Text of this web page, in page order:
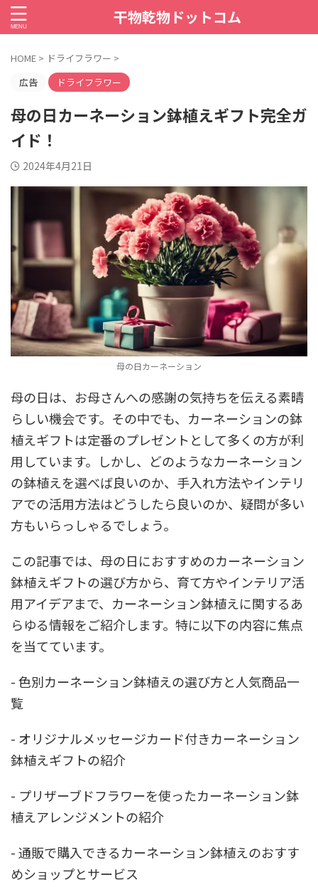
干物乾物ドットコム
HOME > ドライフラワー >
広告
ドライフラワー
母の日カーネーション鉢植えギフト完全ガ
イド！
2024年4月21日
母の日カーネーション
母の日は、お母さんへの感謝の気持ちを伝える素晴
らしい機会です。その中でも、カーネーションの鉢
植えギフトは定番のプレゼントとして多くの方が利
用しています。しかし、どのようなカーネーション
の鉢植えを選べば良いのか、手入れ方法やインテリ
アでの活用方法はどうしたら良いのか、疑問が多い
方もいらっしゃるでしょう。
この記事では、母の日におすすめのカーネーション
鉢植えギフトの選び方から、育て方やインテリア活
用アイデアまで、カーネーション鉢植えに関するあ
らゆる情報をご紹介します。特に以下の内容に焦点
を当てています。
- 色別カーネーション鉢植えの選び方と人気商品一
覧
- オリジナルメッセージカード付きカーネーション
鉢植えギフトの紹介
- プリザーブドフラワーを使ったカーネーション鉢
植えアレンジメントの紹介
- 通販で購入できるカーネーション鉢植えのおすす
めショップとサービス